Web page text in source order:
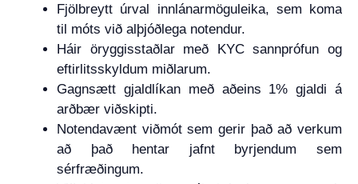
Fjölbreytt úrval innlánarmöguleika, sem koma
til móts við alþjóðlega notendur.
Háir öryggisstaðlar með KYC sannprófun og
eftirlitsskyldum miðlarum.
Gagnsætt gjaldlíkan með aðeins 1% gjaldi á
arðbær viðskipti.
Notendavænt viðmót sem gerir það að verkum
að það hentar jafnt byrjendum sem
sérfræðingum.